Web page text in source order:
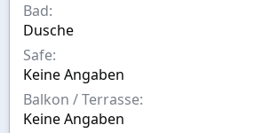
v
o
n
Bad
Dusche
Safe
Keine Angaben
Balkon / Terrasse
Keine Angaben